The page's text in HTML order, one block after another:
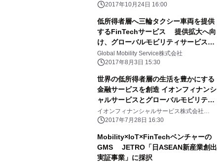
2017年10月24日 16:00
低所得者層へ三輪タクシー車両を提供
するFinTechサービス 提供拡大へ向
け、グローバルモビリティサービス
フィリピン首都圏都市5都市目となる
ナボタス市と提携
Global Mobility Service株式会社
2017年8月3日 15:30
世界の低所得者層の生活を豊かにする
金融サービスを創造 イオンフィナンシ
ャルサービスとグローバルモビリティ
サービス、 画期的なオートローン創造
の協業で合意
イオンフィナンシャルサービス株式会社
Global Mobility Service株式会社
2017年7月28日 16:30
Mobility×IoT×FinTechベンチャーの
GMS JETRO「日ASEAN新産業創出
実証事業」に採択